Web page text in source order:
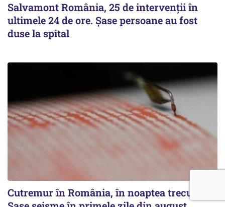
Salvamont România, 25 de intervenții în
ultimele 24 de ore. Șase persoane au fost
duse la spital
Cutremur în România, în noaptea trecută.